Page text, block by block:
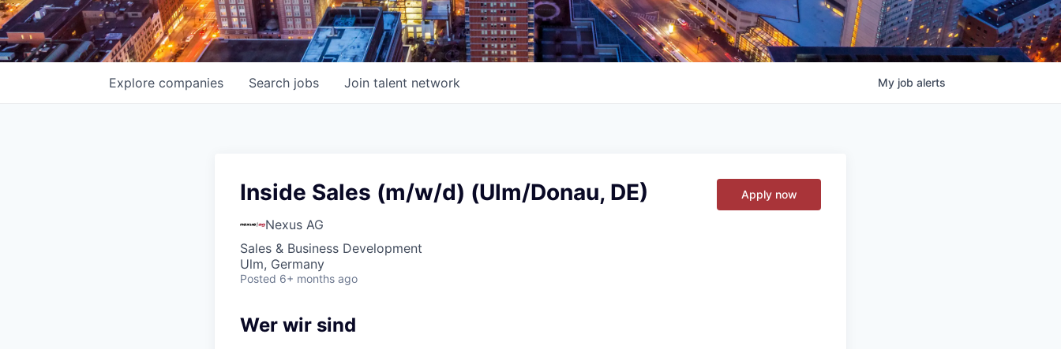
Search jobs
Explore companies Join talent network My job alerts
Inside Sales (m/w/d) (Ulm/Donau, DE)
Nexus AG
Sales & Business Development
Ulm, Germany
Posted 6+ months ago
Apply now
Wer wir sind